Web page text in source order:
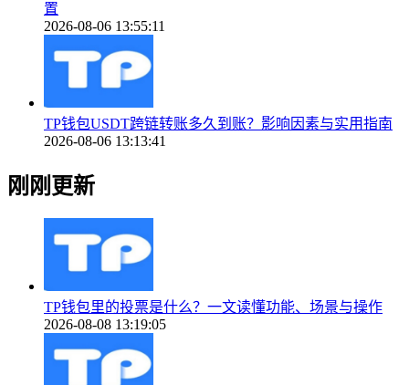
置
2026-08-06 13:55:11
TP钱包USDT跨链转账多久到账？影响因素与实用指南
2026-08-06 13:13:41
刚刚更新
TP钱包里的投票是什么？一文读懂功能、场景与操作
2026-08-08 13:19:05